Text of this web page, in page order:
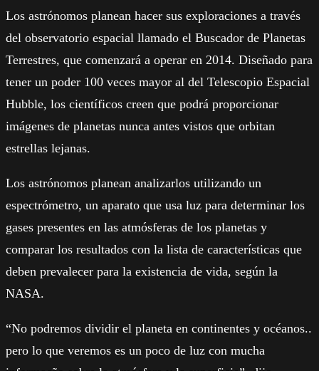
Los astrónomos planean hacer sus exploraciones a través
del observatorio espacial llamado el Buscador de Planetas
Terrestres, que comenzará a operar en 2014. Diseñado para
tener un poder 100 veces mayor al del Telescopio Espacial
Hubble, los científicos creen que podrá proporcionar
imágenes de planetas nunca antes vistos que orbitan
estrellas lejanas.
Los astrónomos planean analizarlos utilizando un
espectrómetro, un aparato que usa luz para determinar los
gases presentes en las atmósferas de los planetas y
comparar los resultados con la lista de características que
deben prevalecer para la existencia de vida, según la
NASA.
“No podremos dividir el planeta en continentes y océanos..
pero lo que veremos es un poco de luz con mucha